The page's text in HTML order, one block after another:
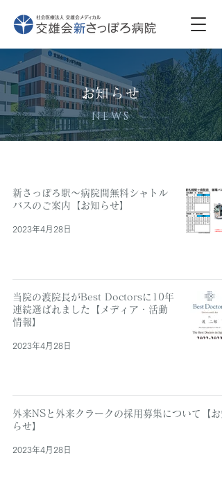
​お知らせ
NEWS
新さっぽろ駅～病院間無料シャトル
バスのご案内【お知らせ】
2023年4月28日
当院の渡院長がBest Doctorsに10年
連続選ばれました【メディア・活動
情報】
2023年4月28日
外来NSと外来クラークの採用募集について【お
らせ】
2023年4月28日